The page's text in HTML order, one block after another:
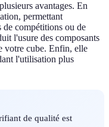
avantages. En
permettant
de compétitions ou de
l'usure des composants
votre cube. Enfin, elle
l'utilisation plus
de qualité est